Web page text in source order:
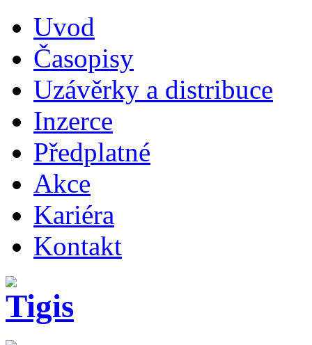
Uvod
Časopisy
Uzávěrky a distribuce
Inzerce
Předplatné
Akce
Kariéra
Kontakt